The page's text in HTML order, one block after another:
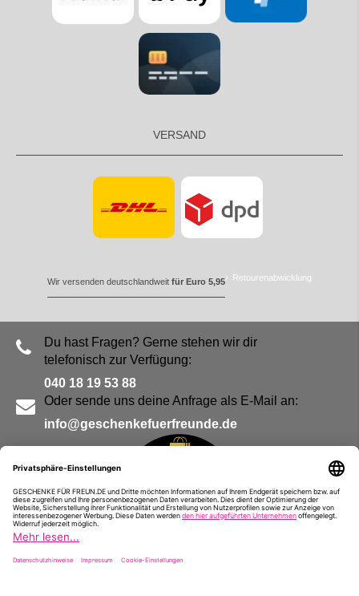
VERSAND
Wir versenden deutschlandweit für Euro 5,95 Retourenabwicklung
Du hast Fragen? Gerne stehen wir dir
telefonisch zur Verfügung:
040 18 19 53 88
Oder sende uns deine Anfrage als E-Mail an:
info@geschenkefuerfreunde.de